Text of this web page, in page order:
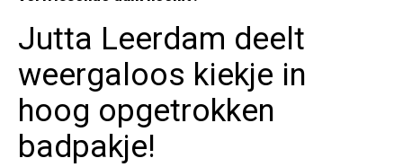
Jutta Leerdam deelt
weergaloos kiekje in
hoog opgetrokken
badpakje!